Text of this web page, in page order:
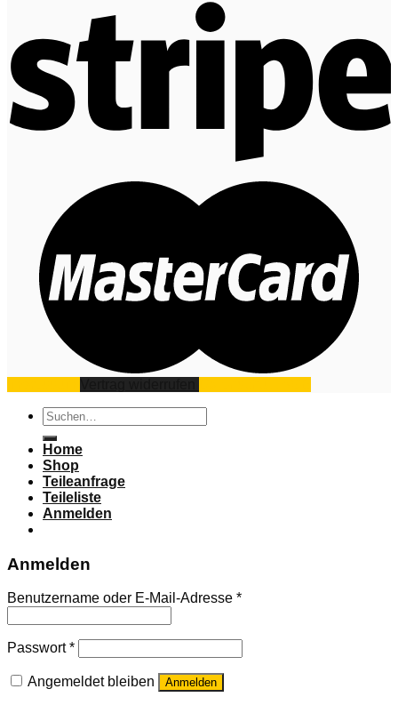
Suchen
nach:
Home
Shop
Teileanfrage
Teileliste
Anmelden
Anmelden
Benutzername oder E-Mail-Adresse *
Passwort*
Angemeldet bleiben Anmelden